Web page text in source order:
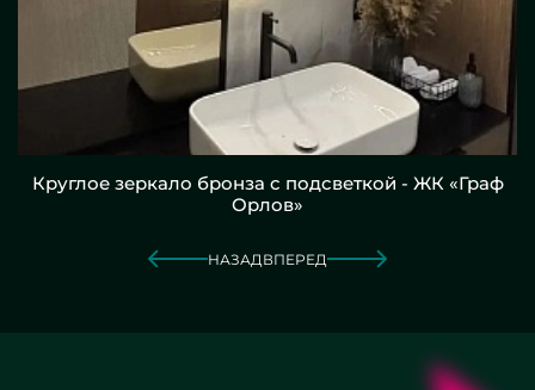
Круглое зеркало бронза с подсветкой - ЖК «Граф
Орлов»
НАЗАД ВПЕРЕД